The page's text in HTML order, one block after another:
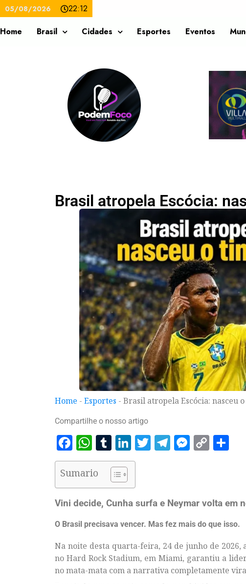
05/08/2026 22:12
Home Brasil Cidades Esportes Eventos
Brasil atropela Escócia:
Home - Esportes - Brasil atropela Escócia: nasceu
Compartilhe o nosso artigo
Facebook
WhatsApp
Tumblr
LinkedIn
Twitter
TelegramCopy
Sumario
Vini decide, Cunha surfa e Neymar volta em
O Brasil precisava vencer. Mas fez mais do que isso.
Na noite desta quarta-feira, 24 de junho de 2026,
no Hard Rock Stadium, em Miami, garantiu a
no mata-mata com a narrativa completamente